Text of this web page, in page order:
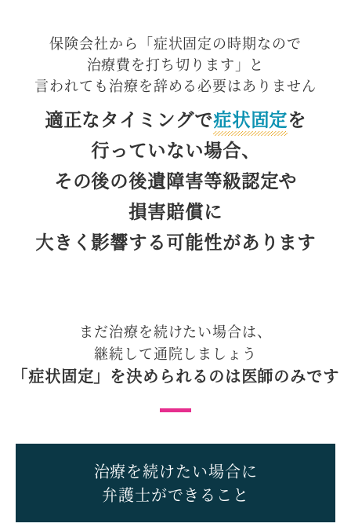
保険会社から 「症状固定の時期なので
治療費を打ち切ります」と
言われても治療を辞める必要はありません
適正なタイミングで症状固定を
行っていない場合、
その後の後遺障害等級認定や
損害賠償に
大きく影響する可能性があります
まだ治療を続けたい場合は、
継続して通院しましょう
「症状固定」を決められるのは医師のみです
治療を続けたい場合に
弁護士ができること